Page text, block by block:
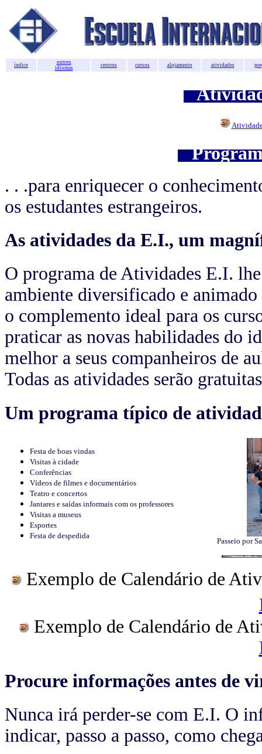
índice
outros
idiomas
centros cursos alojamento atividades
. . .para enriquecer o
os estudantes estrangeiros.
As atividades da E.I., um
O programa de Atividades E.I.
ambiente diversificado e animado
o complemento ideal para os
praticar as novas habilidades do
melhor a seus companheiros de
Todas as atividades serão
Um programa típico de
Festa de boas vindas
Visitas à cidade
Conferências
Vídeos de filmes e documentários
Teatro e concertos
Jantares e saídas informais com os professores
Visitas a museus
Esportes
Festa de despedida
Passeio por
Exemplo de Calendário de
Exemplo de Calendário de
Procure informações antes de
Nunca irá perder-se com E.I. O
indicar, passo a passo, como